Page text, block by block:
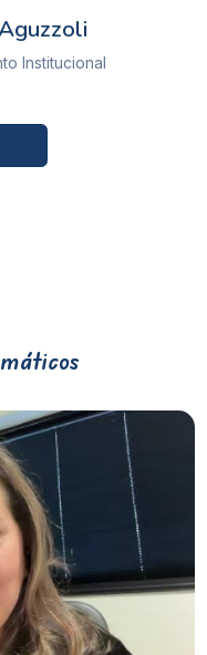
Institucional